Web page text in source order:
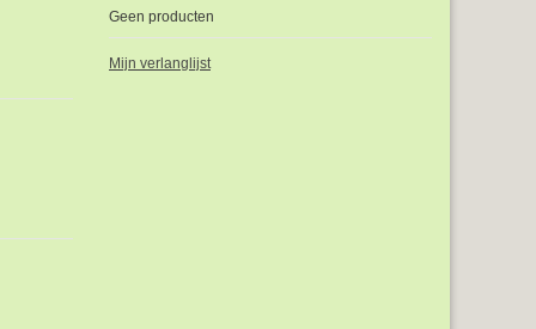
Geen producten
Mijn verlanglijst